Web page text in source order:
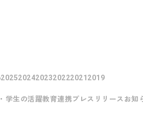
20252024202320222021 2019
学生の活躍教育連携プレスリリース お知